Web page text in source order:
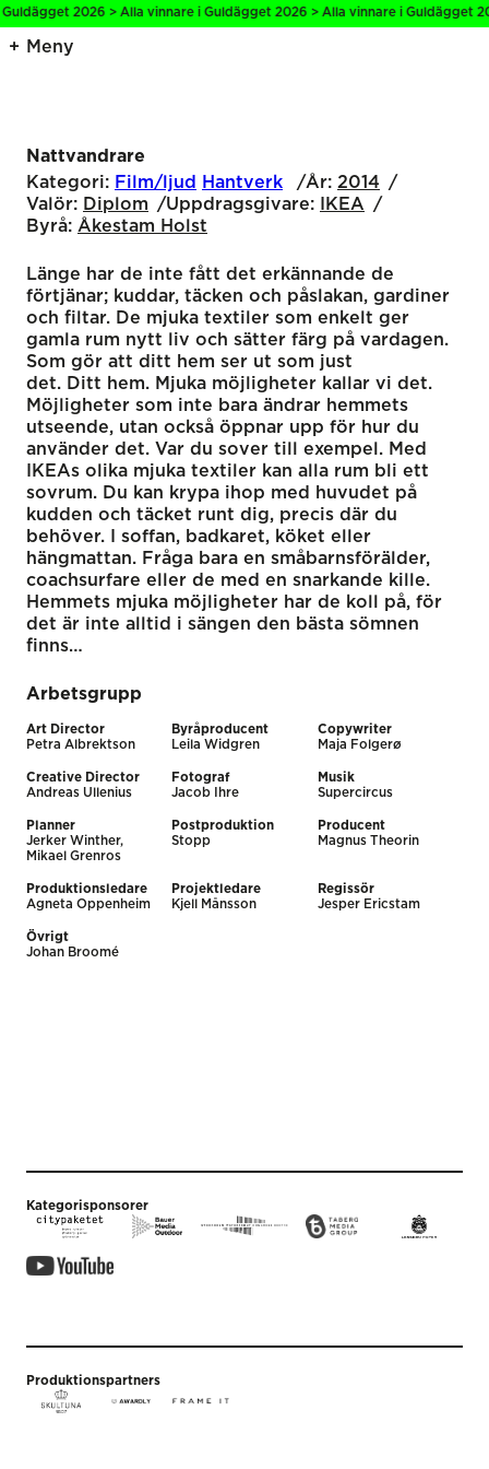
2026 > Alla vinnare i Guldägget 2026 > Alla vinnare i Guldägget
Meny
Nattvandrare
Kategori: Film/ljud Hantverk År: 2014
Valör: Diplom Uppdragsgivare:
IKEA
Byrå: Åkestam Holst
Länge har de inte fått det erkännande de
förtjänar; kuddar, täcken och påslakan, gardiner
och filtar. De mjuka textiler som enkelt ger
gamla rum nytt liv och sätter färg på vardagen.
Som gör att ditt hem ser ut som just
det. Ditt hem. Mjuka möjligheter kallar vi det.
Möjligheter som inte bara ändrar hemmets
utseende, utan också öppnar upp för hur du
använder det. Var du sover till exempel. Med
IKEAs olika mjuka textiler kan alla rum bli ett
sovrum. Du kan krypa ihop med huvudet på
kudden och täcket runt dig, precis där du
behöver. I soffan, badkaret, köket eller
hängmattan. Fråga bara en småbarnsförälder,
coachsurfare eller de med en snarkande kille.
Hemmets mjuka möjligheter har de koll på, för
det är inte alltid i sängen den bästa sömnen
finns…
Arbetsgrupp
Art Director
Petra Albrektson
Byråproducent
Leila Widgren
Copywriter
Maja Folgerø
Creative Director
Andreas Ullenius
Fotograf
Jacob Ihre
Musik
Supercircus
Planner
Jerker Winther,
Mikael Grenros
Postproduktion
Stopp
Producent
Magnus Theorin
Produktionsledare
Agneta Oppenheim
Projektledare
Kjell Månsson
Regissör
Jesper Ericstam
Övrigt
Johan Broomé
Kategorisponsorer
Produktionspartners